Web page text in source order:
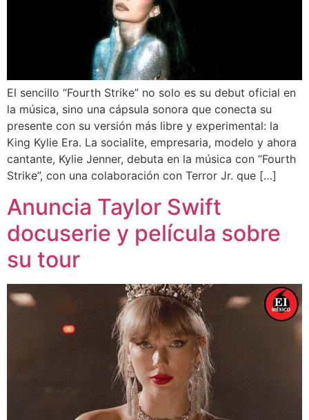
El sencillo “Fourth Strike” no solo es su debut oficial en
la música, sino una cápsula sonora que conecta su
presente con su versión más libre y experimental: la
King Kylie Era. La socialite, empresaria, modelo y ahora
cantante, Kylie Jenner, debuta en la música con “Fourth
Strike”, con una colaboración con Terror Jr. que […]
Anuncia Taylor Swift
docuserie y película sobre
su tour